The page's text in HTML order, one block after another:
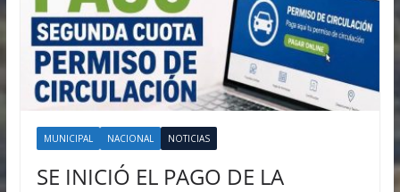
MUNICIPAL NACIONAL NOTICIAS
SE INICIÓ EL PAGO DE LA